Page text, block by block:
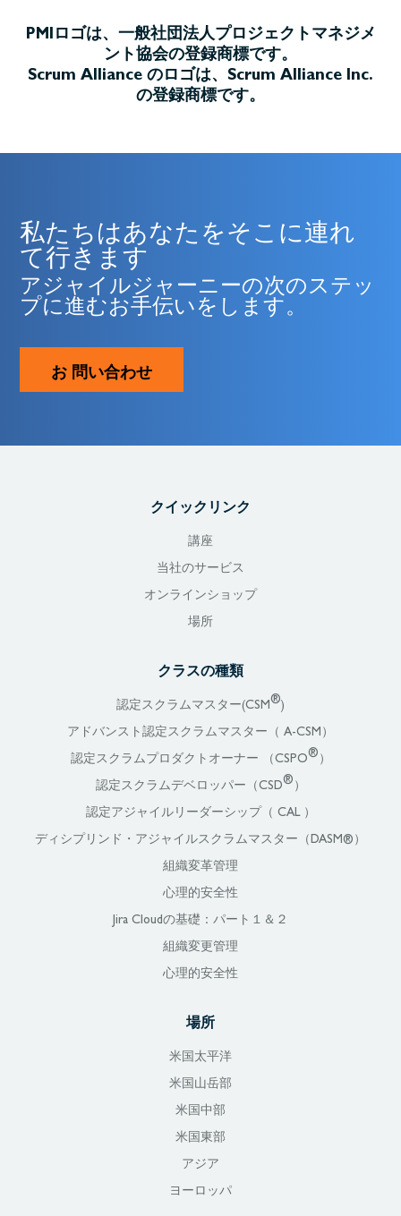
PMIロゴは、一般社団法人プロジェクトマネジメ
ント協会の登録商標です。
Scrum Alliance のロゴは、Scrum Alliance Inc.
の登録商標です。
私たちはあなたをそこに連れ
て行きます
アジャイルジャーニーの次のステッ
プに進むお手伝いをします。
お 問い合わせ
クイックリンク
講座
当社のサービス
オンラインショップ
場所
クラスの種類
認定スクラムマスター(CSM®)
アドバンスト認定スクラムマスター（ A-CSM）
認定スクラムプロダクトオーナー （CSPO® ）
認定スクラムデベロッパー（CSD® ）
認定アジャイルリーダーシップ（ CAL ）
ディシプリンド・アジャイルスクラムマスター（DASM®）
組織変革管理
心理的安全性
Jira Cloudの基礎：パート１＆２
組織変更管理
心理的安全性
場所
米国太平洋
米国山岳部
米国中部
米国東部
アジア
ヨーロッパ